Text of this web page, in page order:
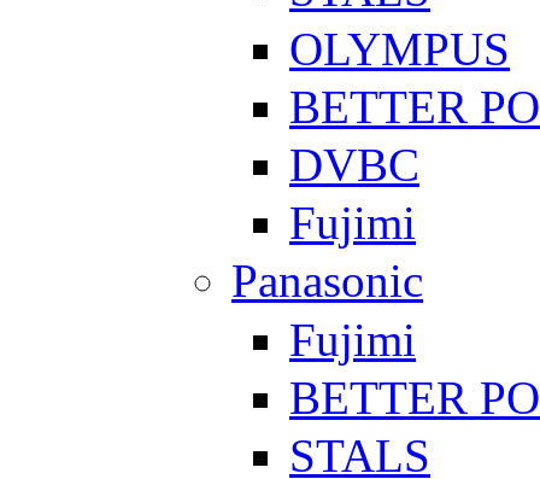
OLYMPUS
BETTER
DVBC
Fujimi
Panasonic
Fujimi
BETTER
STALS